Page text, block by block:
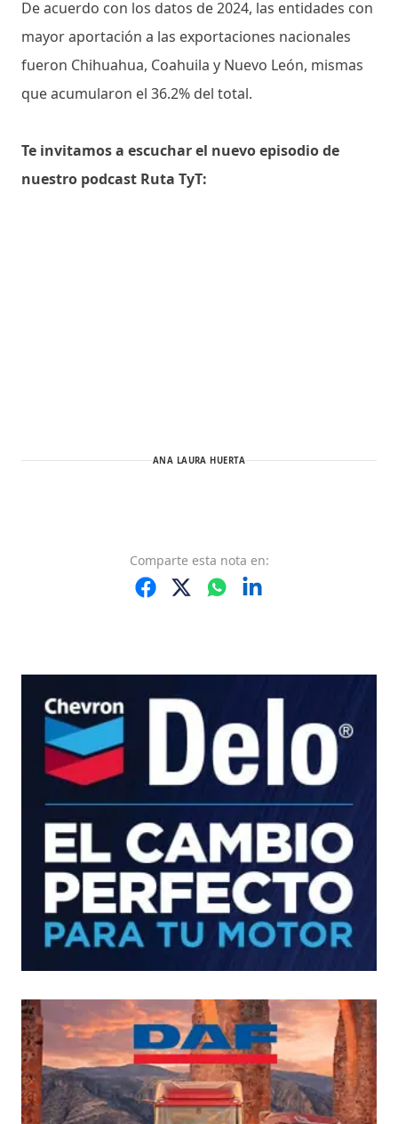
De acuerdo con los datos de 2024, las entidades con
mayor aportación a las exportaciones nacionales
fueron Chihuahua, Coahuila y Nuevo León, mismas
que acumularon el 36.2% del total.
Te invitamos a escuchar el nuevo episodio de
nuestro podcast Ruta TyT:
ANA LAURA HUERTA
Comparte esta nota en: